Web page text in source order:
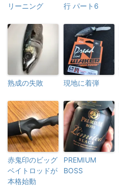
リーニング
行 パート6
熟成の失敗 現地に着弾
赤鬼印のビッグ
ベイトロッドが
本格始動
PREMIUM
BOSS